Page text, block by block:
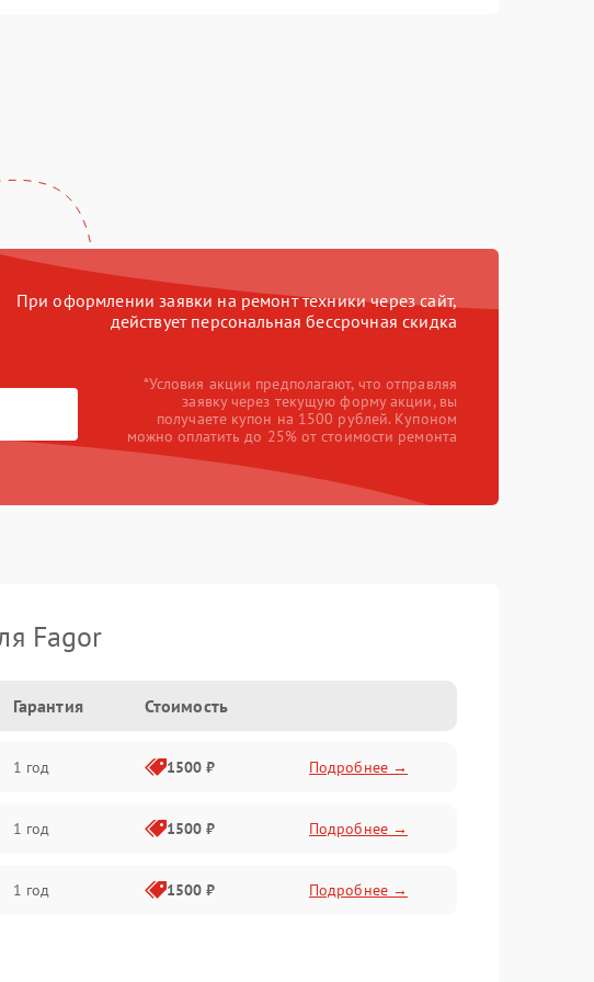
При оформлении заявки на ремонт техники через сайт,
действует персональная бессрочная скидка
*Условия акции предполагают, что отправляя
заявку через текущую форму акции, вы
получаете купон на 1500 рублей. Купоном
можно оплатить до 25% от стоимости ремонта
Fagor
Гарантия Стоимость
1 год 1500 ₽ Подробнее →
1 год 1500 ₽ Подробнее →
1 год 1500 ₽ Подробнее →